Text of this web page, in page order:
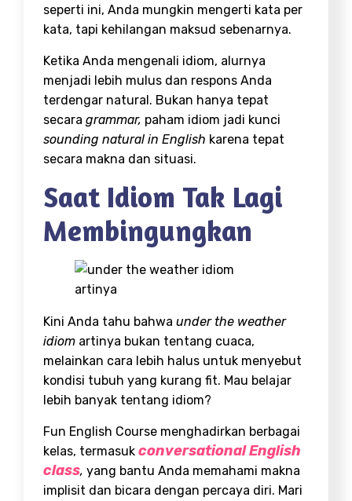
seperti ini, Anda mungkin mengerti kata per
kata, tapi kehilangan maksud sebenarnya.
Ketika Anda mengenali idiom, alurnya
menjadi lebih mulus dan respons Anda
terdengar natural. Bukan hanya tepat
secara grammar, paham idiom jadi kunci
sounding natural in English karena tepat
secara makna dan situasi.
Saat Idiom Tak Lagi
Membingungkan
Kini Anda tahu bahwa under the weather
idiom artinya bukan tentang cuaca,
melainkan cara lebih halus untuk menyebut
kondisi tubuh yang kurang fit. Mau belajar
lebih banyak tentang idiom?
Fun English Course menghadirkan berbagai
kelas, termasuk conversational English
class, yang bantu Anda memahami makna
implisit dan bicara dengan percaya diri. Mari